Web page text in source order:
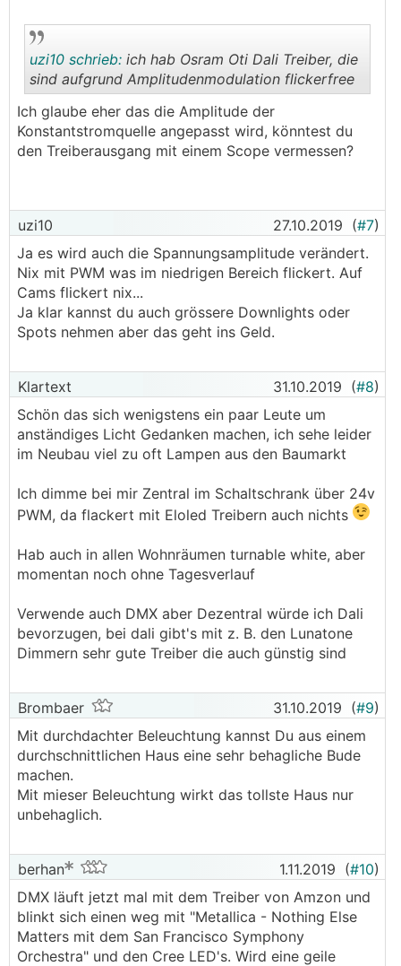
..
uzi10 schrieb: ich hab Osram Oti Dali Treiber, die
sind aufgrund Amplitudenmodulation flickerfree
Ich glaube eher das die Amplitude der
Konstantstromquelle angepasst wird, könntest du
den Treiberausgang mit einem Scope vermessen?
uzi10 27.10.2019 (#7)
Ja es wird auch die Spannungsamplitude verändert.
Nix mit PWM was im niedrigen Bereich flickert. Auf
Cams flickert nix...
Ja klar kannst du auch grössere Downlights oder
Spots nehmen aber das geht ins Geld.
Klartext 31.10.2019 (#8)
Schön das sich wenigstens ein paar Leute um
anständiges Licht Gedanken machen, ich sehe leider
im Neubau viel zu oft Lampen aus den Baumarkt
Ich dimme bei mir Zentral im Schaltschrank über 24v
PWM, da flackert mit Eloled Treibern auch nichts
Hab auch in allen Wohnräumen turnable white, aber
momentan noch ohne Tagesverlauf
Verwende auch DMX aber Dezentral würde ich Dali
bevorzugen, bei dali gibt's mit z. B. den Lunatone
Dimmern sehr gute Treiber die auch günstig sind
Brombaer 31.10.2019 (#9)
Mit durchdachter Beleuchtung kannst Du aus einem
durchschnittlichen Haus eine sehr behagliche Bude
machen.
Mit mieser Beleuchtung wirkt das tollste Haus nur
unbehaglich.
berhan 1.11.2019 (#10)
DMX läuft jetzt mal mit dem Treiber von Amzon und
blinkt sich einen weg mit "Metallica - Nothing Else
Matters mit dem San Francisco Symphony
Orchestra" und den Cree LED's. Wird eine geile